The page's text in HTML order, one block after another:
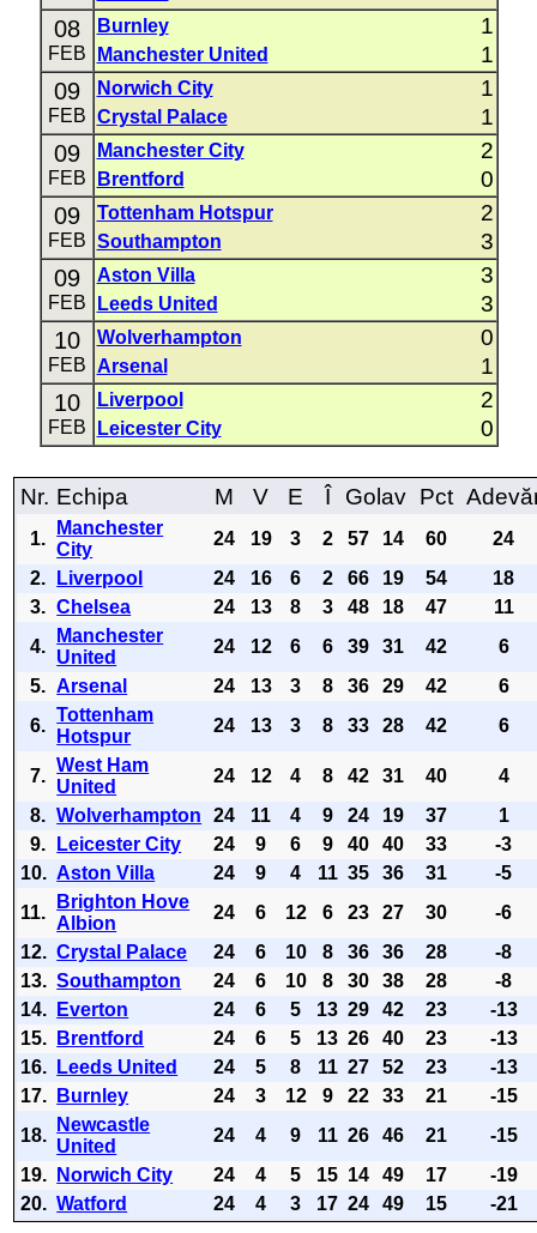
08
FEB
Burnley 1
Manchester United 1
09
FEB
Norwich City 1
Crystal Palace 1
09
FEB
Manchester City 2
Brentford 0
09
FEB
Tottenham Hotspur 2
Southampton 3
09
FEB
Aston Villa 3
Leeds United 3
10
FEB
Wolverhampton 0
Arsenal 1
10
FEB
Liverpool 2
Leicester City 0
Nr. Echipa M V E Î Golav Pct
1.
Manchester
City
24 19 3 2 57 14 60
24
2.
Liverpool 24 16 6 2 66 19 54
18
3. Chelsea 24 13 8 3 48 18 47
11
4.
Manchester
United
24 12 6 6 39 31 42
6
5. Arsenal 24 13 3 8 36 29 42
6
6.
Tottenham
Hotspur
24 13 3 8 33 28 42 6
7.
West Ham
United
24 12 4 8 42 31 40
4
8. Wolverhampton 24 11 4 9 24 19 37
1
9.
Leicester City 24 9 6 9 40 40 33
-3
10. Aston Villa 24 9 4 11 35 36 31
-5
11.
Brighton Hove
Albion
24 6 12 6 23 27 30
-6
12. Crystal Palace 24 6 10 8 36 36 28
-8
13. Southampton 24 6 10 8 30 38 28
-8
14.
Everton 24 6 5 13 29 42 23
-13
15.
Brentford 24 6 5 13 26 40 23
-13
16.
Leeds United 24 5 8 11 27 52 23
-13
17.
Burnley 24 3 12 9 22 33 21
-15
18.
Newcastle
United
24 4 9 11 26 46 21
-15
19.
Norwich City 24 4 5 15 14 49 17
-19
20. Watford 24 4 3 17 24 49 15 -21